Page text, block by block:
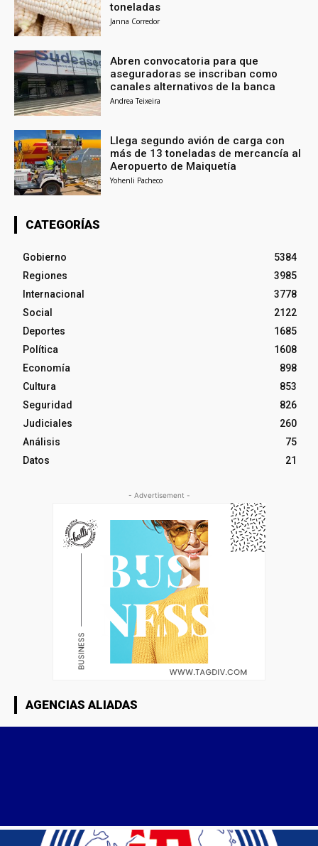
toneladas
Janna Corredor
Abren convocatoria para que
aseguradoras se inscriban como
canales alternativos de la banca
Andrea Teixeira
Llega segundo avión de carga con
más de 13 toneladas de mercancía al
Aeropuerto de Maiquetía
Yohenli Pacheco
CATEGORÍAS
Gobierno
5384
Regiones
3985
Internacional
3778
Social
2122
Deportes
1685
Política
1608
Economía
898
Cultura
853
Seguridad
826
Judiciales
260
Análisis
75
Datos
21
- Advertisement -
AGENCIAS ALIADAS